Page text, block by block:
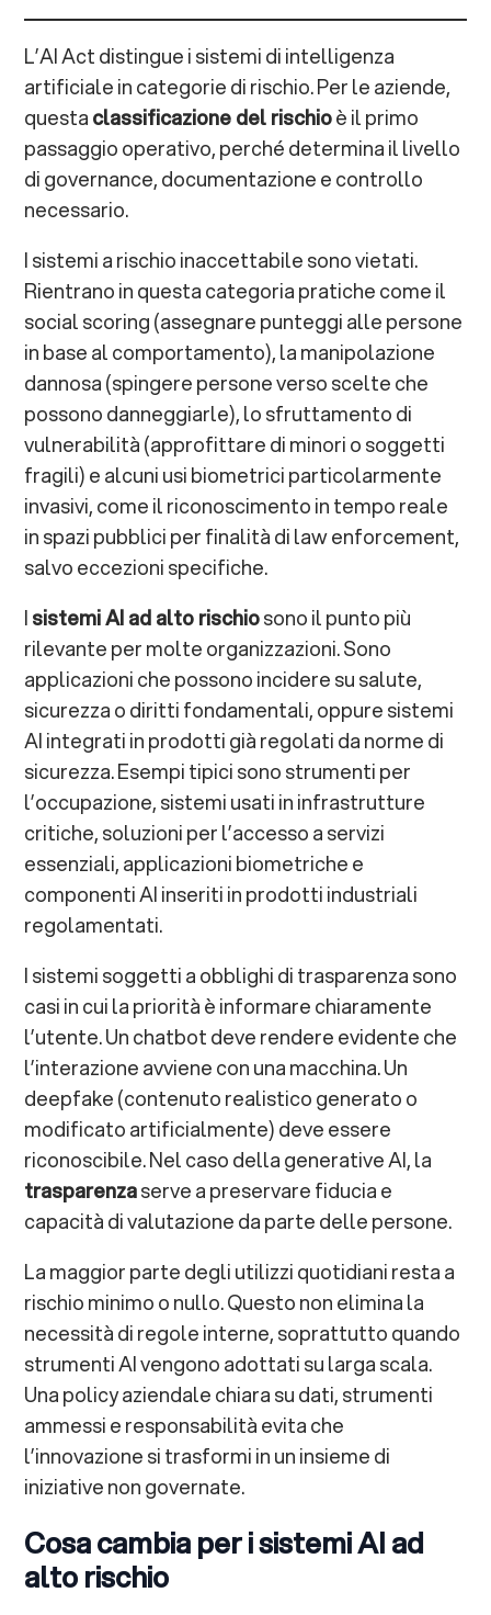
L’AI Act distingue i sistemi di intelligenza
artificiale in categorie di rischio. Per le aziende,
questaclassificazione del rischioè il primo
passaggio operativo, perché determina il livello
di governance, documentazione e controllo
necessario.
I sistemi a rischio inaccettabile sono vietati.
Rientrano in questa categoria pratiche come il
social scoring (assegnare punteggi alle persone
in base al comportamento), la manipolazione
dannosa (spingere persone verso scelte che
possono danneggiarle), lo sfruttamento di
vulnerabilità (approfittare di minori o soggetti
fragili) e alcuni usi biometrici particolarmente
invasivi, come il riconoscimento in tempo reale
in spazi pubblici per finalità di law enforcement,
salvo eccezioni specifiche.
Isistemi AI ad alto rischiosono il punto più
rilevante per molte organizzazioni. Sono
applicazioni che possono incidere su salute,
sicurezza o diritti fondamentali, oppure sistemi
AI integrati in prodotti già regolati da norme di
sicurezza. Esempi tipici sono strumenti per
l’occupazione, sistemi usati in infrastrutture
critiche, soluzioni per l’accesso a servizi
essenziali, applicazioni biometriche e
componenti AI inseriti in prodotti industriali
regolamentati.
I sistemi soggetti a obblighi di trasparenza sono
casi in cui la priorità è informare chiaramente
l’utente. Un chatbot deve rendere evidente che
l’interazione avviene con una macchina. Un
deepfake (contenuto realistico generato o
modificato artificialmente) deve essere
riconoscibile. Nel caso della generative AI, la
trasparenzaserve a preservare fiducia e
capacità di valutazione da parte delle persone.
La maggior parte degli utilizzi quotidiani resta a
rischio minimo o nullo. Questo non elimina la
necessità di regole interne, soprattutto quando
strumenti AI vengono adottati su larga scala.
Una policy aziendale chiara su dati, strumenti
ammessi e responsabilità evita che
l’innovazione si trasformi in un insieme di
iniziative non governate.
Cosa cambia per i sistemi AI ad
alto rischio